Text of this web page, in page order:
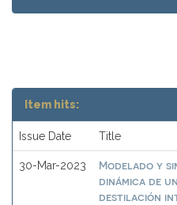
Item hits:
Issue Date Title
30-Mar-2023
Modelado y
dinámica de
destilación